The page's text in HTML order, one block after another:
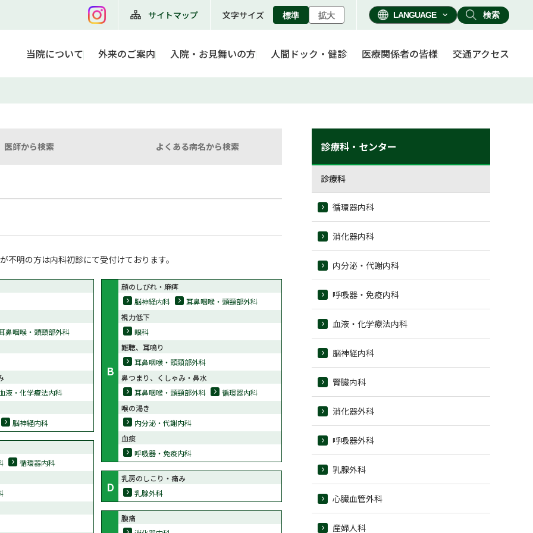
サイトマップ 文字サイズ 標準 拡大 検索
当院について 外来のご案内 入院・お見舞いの方 人間ドック・健診 医療関係者の皆様 交通アクセス
医師から検索 よくある病名から検索
明の方は内科初診にて受付けております。
鼻咽喉・頭頸部外科
液・化学療法内科
脳神経内科
B
顔のしびれ・麻痺
脳神経内科
耳鼻咽喉・頭頸部外科
視力低下
眼科
難聴、耳鳴り
耳鼻咽喉・頭頸部外科
鼻つまり、くしゃみ・鼻水
耳鼻咽喉・頭頸部外科
循環器内科
喉の渇き
内分泌・代謝内科
血痰
呼吸器・免疫内科
循環器内科
D
乳房のしこり・痛み
乳腺外科
腹痛
診療科・センター
診療科
循環器内科
消化器内科
内分泌・代謝内科
呼吸器・免疫内科
血液・化学療法内科
脳神経内科
腎臓内科
消化器外科
呼吸器外科
乳腺外科
心臓血管外科
産婦人科